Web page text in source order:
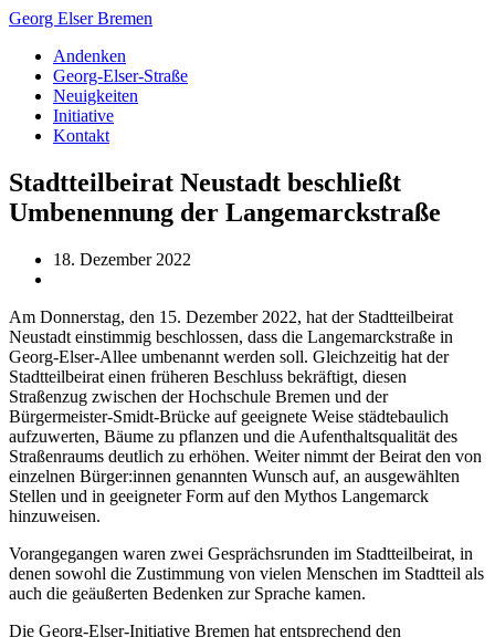
Georg Elser Bremen
Andenken
Georg-Elser-Straße
Neuigkeiten
Initiative
Kontakt
Stadtteilbeirat Neustadt beschließt
Umbenennung der Langemarckstraße
18. Dezember 2022
Am Donnerstag, den 15. Dezember 2022, hat der Stadtteilbeirat
Neustadt einstimmig beschlossen, dass die Langemarckstraße in
Georg-Elser-Allee umbenannt werden soll. Gleichzeitig hat der
Stadtteilbeirat einen früheren Beschluss bekräftigt, diesen
Straßenzug zwischen der Hochschule Bremen und der
Bürgermeister-Smidt-Brücke auf geeignete Weise städtebaulich
aufzuwerten, Bäume zu pflanzen und die Aufenthaltsqualität des
Straßenraums deutlich zu erhöhen. Weiter nimmt der Beirat den von
einzelnen Bürger:innen genannten Wunsch auf, an ausgewählten
Stellen und in geeigneter Form auf den Mythos Langemarck
hinzuweisen.
Vorangegangen waren zwei Gesprächsrunden im Stadtteilbeirat, in
denen sowohl die Zustimmung von vielen Menschen im Stadtteil als
auch die geäußerten Bedenken zur Sprache kamen.
Die Georg-Elser-Initiative Bremen hat entsprechend den